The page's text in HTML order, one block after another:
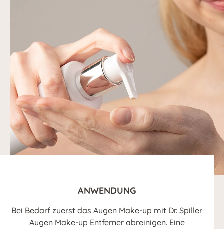
ANWENDUNG
Bei Bedarf zuerst das Augen Make-up mit Dr. Spiller
Augen Make-up Entferner abreinigen. Eine